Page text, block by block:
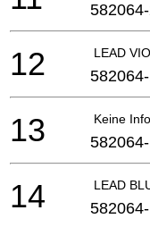
LEAD
12
Keine
13
LEAD
14